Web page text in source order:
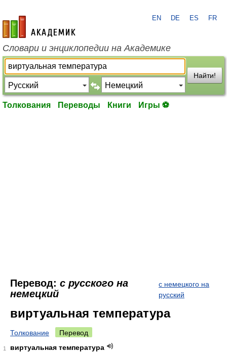
academic.ru
EN DE ES FR
Словари и энциклопедии на Академике
Найти!
Толкования Переводы Книги Игры ⚽
Перевод: с русского на
немецкий
с немецкого на
русский
виртуальная температура
Толкование Перевод
1
виртуальная температура